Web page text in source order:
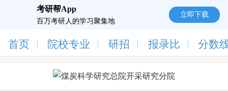
考研帮App
百万考研人的学习聚集地
立即下载
首页 院校专业 研招 报录比 分数